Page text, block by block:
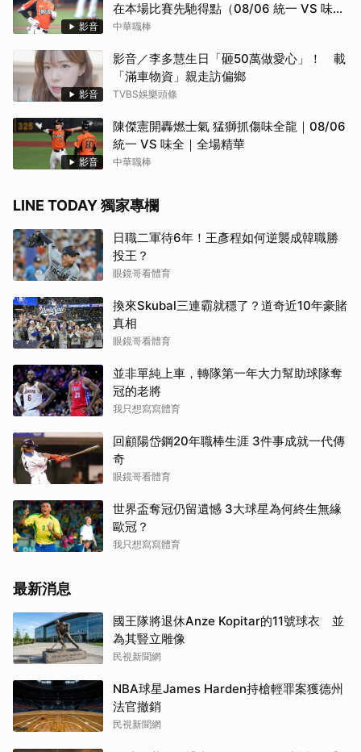
影音
在本場比賽先馳得點（08/06 統一 VS 味
全）
中華職棒
影音
影音／李多慧生日「砸50萬做愛心」！ 載
「滿車物資」親走訪偏鄉
TVBS娛樂頭條
影音
陳傑憲開轟燃士氣 猛獅抓傷味全龍｜08/06
統一 VS 味全｜全場精華
中華職棒
LINE TODAY 獨家專欄
日職二軍待6年！王彥程如何逆襲成韓職勝
投王？
眼鏡哥看體育
換來Skubal三連霸就穩了？道奇近10年豪賭
真相
眼鏡哥看體育
並非單純上車，轉隊第一年大力幫助球隊奪
冠的老將
我只想寫寫體育
回顧陽岱鋼20年職棒生涯 3件事成就一代傳
奇
眼鏡哥看體育
世界盃奪冠仍留遺憾 3大球星為何終生無緣
歐冠？
我只想寫寫體育
最新消息
國王隊將退休Anze Kopitar的11號球衣 並
為其豎立雕像
民視新聞網
NBA球星James Harden持槍輕罪案獲德州
法官撤銷
民視新聞網